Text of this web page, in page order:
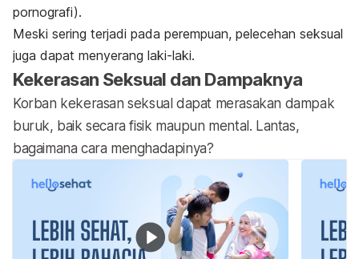
pornografi).
Meski sering terjadi pada perempuan, pelecehan seksual
juga dapat menyerang laki-laki.
Kekerasan Seksual dan Dampaknya
Korban kekerasan seksual dapat merasakan dampak
buruk, baik secara fisik maupun mental. Lantas,
bagaimana cara menghadapinya?